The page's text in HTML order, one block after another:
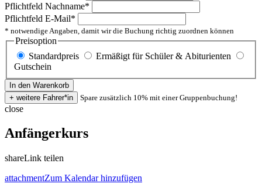
Pflichtfeld Nachname*
Pflichtfeld E-Mail*
* notwendige Angaben, damit wir die Buchung richtig zuordnen können
Preisoption
Standardpreis
Ermäßigt für Schüler & Abiturienten
Gutschein
Spare zusätzlich 10% mit einer Gruppenbuchung!
close
Anfängerkurs
shareLink teilen
attachmentZum Kalendar hinzufügen